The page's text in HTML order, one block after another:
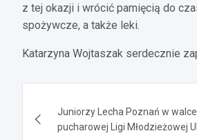
z tej okazji i wrócić pamięcią do
spożywcze, a także leki.
Katarzyna Wojtaszak serdecznie
wpisu
Juniorzy Lecha Poznań w
pucharowej Ligi Młodzieżowej